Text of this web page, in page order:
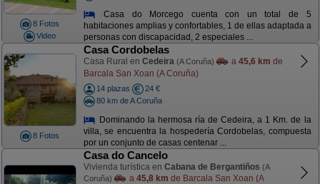
8 Fotos
Video
Casa do Morcego cuenta con un total de 5
habitaciones amplias y confortables, 1 de ellas adaptada a
personas con discapacidad, 2 especiales ...
8 Fotos
Casa Cordobelas
Casa Rural en Cedeira (A Coruña) a 45,6 km de
Barcala San Xoan (A Coruña)
14 plazas
24 €
80 km de A Coruña
Dominando la hermosa ría de Cedeira, a 1 Km. de la
villa, se encuentra la hospedería Cordobelas, compuesta
por un conjunto de casas centenar ...
Casa do Cancelo
Vivienda turística en Cabana de Bergantiños (A
Coruña)
a 45,8 km de Barcala San Xoan (A